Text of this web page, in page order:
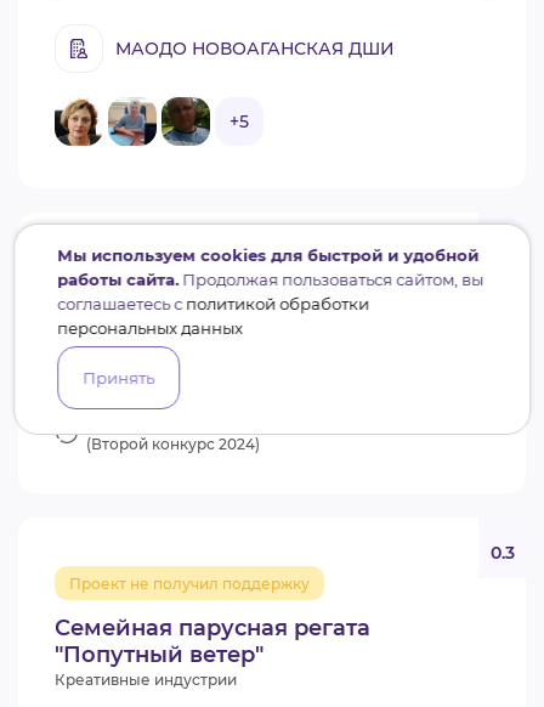
МАОДО НОВОАГАНСКАЯ ДШИ
+5
Музыка и вечность
Проект не получил поддержку
Креативные индустрии
ХМАО-Югра
(Второй конкурс 2024)
Семейная парусная регата
"Попутный ветер"
Проект не получил поддержку
0.3
Креативные индустрии
Мы используем cookies для быстрой и удобной
работы сайта.Продолжая пользоваться сайтом, вы
соглашаетесь сполитикой обработки
персональных данных
Принять